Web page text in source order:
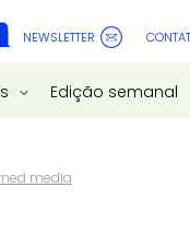
NEWSLETTER
Edição semanal
media